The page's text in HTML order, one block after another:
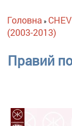
Ви є тут
Головна »
(2003-2013)
Правий